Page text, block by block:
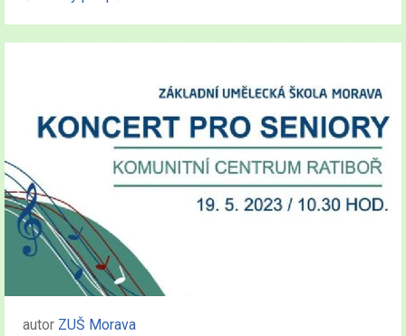
autor ZUŠ Morava